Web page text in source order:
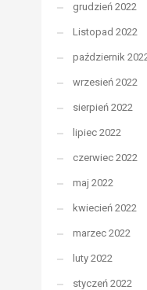
grudzień 2022
Listopad 2022
październik
wrzesień 2022
sierpień 2022
lipiec 2022
czerwiec 2022
maj 2022
kwiecień 2022
marzec 2022
luty 2022
styczeń 2022